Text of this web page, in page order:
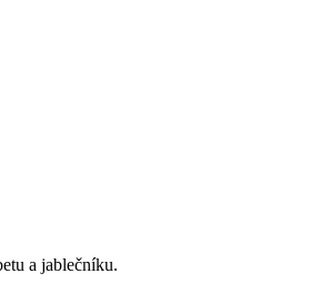
a jablečníku.